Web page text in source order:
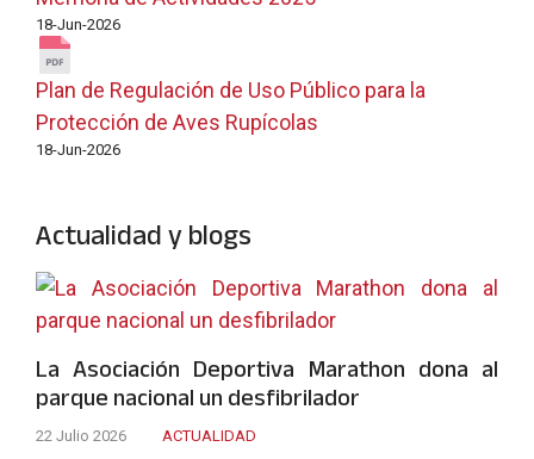
18-Jun-2026
Plan de Regulación de Uso Público para la
Protección de Aves Rupícolas
18-Jun-2026
Actualidad y blogs
La Asociación Deportiva Marathon dona al
parque nacional un desfibrilador
22 Julio 2026
ACTUALIDAD